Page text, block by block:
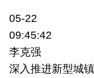
05-22
09:45:42
李克强
深入推进新型城